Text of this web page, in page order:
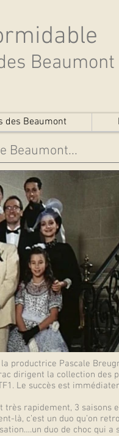
Beaumont
des Beaumont
Beaumont...
la productrice Pascale
dirigent la collection
Le succès est
rapidement, 3 saisons
là, c’est un duo qu’on
duo de choc qui